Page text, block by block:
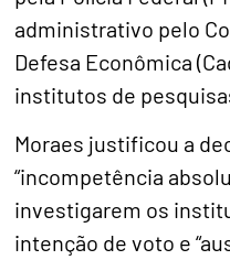
administrativo pelo
Defesa Econômica
institutos de
Moraes justificou a
“incompetência
investigarem os
intenção de voto e